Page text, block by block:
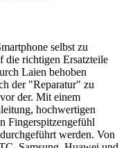
selbst zu
die richtigen Ersatzteile
Laien behoben
der "Reparatur" zu
der. Mit einem
hochwertigen
Fingerspitzengefühl
werden. Von